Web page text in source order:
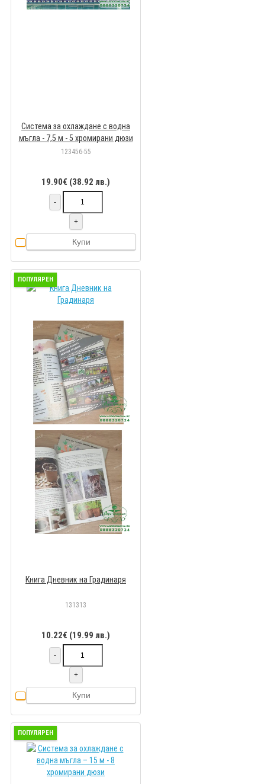
Система за охлаждане с водна
мъгла - 7,5 м - 5 хромирани дюзи
123456-55
19.90€ (38.92 лв.)
-
+
Купи
ПОПУЛЯРЕН
Книга Дневник на Градинаря
131313
10.22€ (19.99 лв.)
-
+
Купи
ПОПУЛЯРЕН